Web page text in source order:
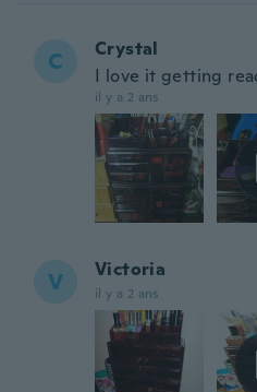
C
Crystal
I love it getting
il y a 2 ans
V Victoria
il y a 2 ans